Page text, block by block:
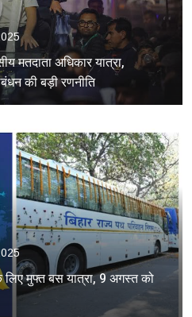
मतदाता अधिकार यात्रा,
की बड़ी रणनीति
लिए मुफ्त बस यात्रा, 9 अगस्त को